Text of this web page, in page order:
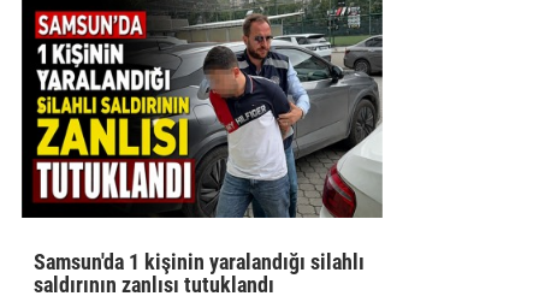
Samsun'da 1 kişinin yaralandığı silahlı
saldırının zanlısı tutuklandı